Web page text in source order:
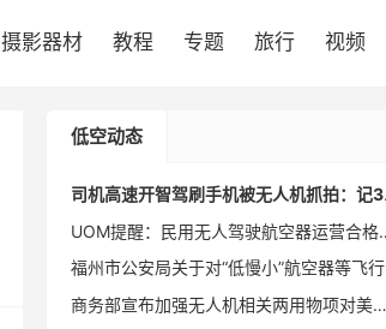
摄影器材 教程 专题 旅行 视频
低空动态
司机高速开智驾刷手机被无人机抓拍：记3分罚200元
UOM提醒：民用无人驾驶航空器运营合格证持有人 须8月10日前完成低空经济应用场景安全自评估并上传报告，提交机会只有1次！
福州市公安局关于对“低慢小”航空器等飞行活动采取临时性行政措施的通告
商务部宣布加强无人机相关两用物项对美国出口管制，对相关进口打印复印办公设备发起对外贸易国家安全立案调查